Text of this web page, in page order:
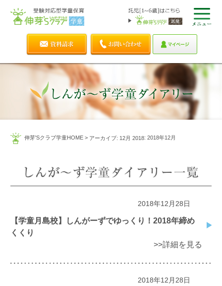
伸芽'Sクラブ学童HOME> アーカイブ: 12月 2018: 2018年12月
2018年12月28日
【学童月島校】しんがーずでゆっくり！2018年締め
くくり
>>詳細を見る
2018年12月28日